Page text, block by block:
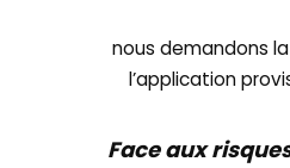
nous demandons
l’application
Face aux